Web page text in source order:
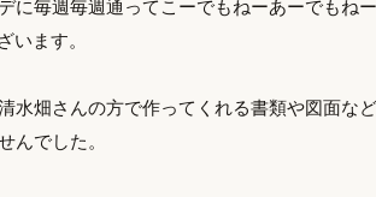
に毎週毎週通ってこーでもねーあーでもね
います。
水畑さんの方で作ってくれる書類や図面な
んでした。